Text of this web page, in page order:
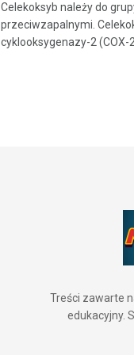
Celekoksyb należy do
przeciwzapalnymi.
cyklooksygenazy-2 (COX-
Treści zawarte
edukacyjny.